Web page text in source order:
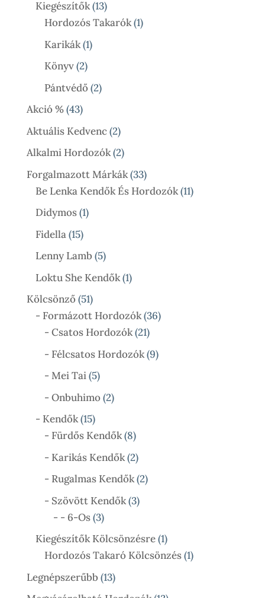
Kiegészítők 1313
Termék
Hordozós Takarók 11
Karikák 11
Könyv 22
Termék
Pántvédő 22
Akció % 4343
Termék
Aktuális Kedvenc 22
Termék
Alkalmi Hordozók 22
Termék
Forgalmazott Márkák 3333
Termék
Be Lenka Kendők És Hordozók 1111
Didymos 11
Fidella 1515
Termék
Lenny Lamb 55
Termék
Loktu She Kendők 11
Kölcsönző 5151
Termék
- Formázott Hordozók 3636
- Csatos Hordozók 2121
Termék
- Félcsatos Hordozók 99
- Mei Tai 55
Termék
- Onbuhimo 22
- Kendők 1515
Termék
- Fürdős Kendők 88
Termék
- Karikás Kendők 22
Termék
- Rugalmas Kendők 22
- Szövött Kendők 33
- - 6-Os 33
Termék
Kiegészítők Kölcsönzésre 11
Termék
Hordozós Takaró Kölcsönzés 11
Legnépszerűbb 1313
Termék